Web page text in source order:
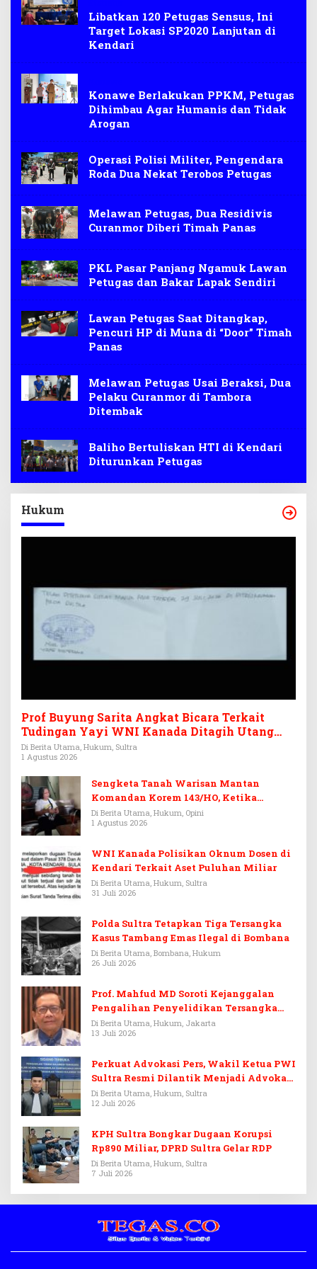
Libatkan 120 Petugas Sensus, Ini
Target Lokasi SP2020 Lanjutan di
Kendari
Konawe Berlakukan PPKM, Petugas
Dihimbau Agar Humanis dan Tidak
Arogan
Operasi Polisi Militer, Pengendara
Roda Dua Nekat Terobos Petugas
Melawan Petugas, Dua Residivis
Curanmor Diberi Timah Panas
PKL Pasar Panjang Ngamuk Lawan
Petugas dan Bakar Lapak Sendiri
Lawan Petugas Saat Ditangkap,
Pencuri HP di Muna di “Door” Timah
Panas
Melawan Petugas Usai Beraksi, Dua
Pelaku Curanmor di Tambora
Ditembak
Baliho Bertuliskan HTI di Kendari
Diturunkan Petugas
Hukum
Prof Buyung Sarita Angkat Bicara Terkait
Tudingan Yayi WNI Kanada Ditagih Utang
Rp3,6 Miliar
Di Berita Utama, Hukum, Sultra
1 Agustus 2026
Sengketa Tanah Warisan Mantan
Komandan Korem 143/HO, Ketika
Warisan Menjadi Arena Pemerasan
Di Berita Utama, Hukum, Opini
1 Agustus 2026
WNI Kanada Polisikan Oknum Dosen di
Kendari Terkait Aset Puluhan Miliar
Di Berita Utama, Hukum, Sultra
31 Juli 2026
Polda Sultra Tetapkan Tiga Tersangka
Kasus Tambang Emas Ilegal di Bombana
Di Berita Utama, Bombana, Hukum
26 Juli 2026
Prof. Mahfud MD Soroti Kejanggalan
Pengalihan Penyelidikan Tersangka
Febrie Adriansyah
Di Berita Utama, Hukum, Jakarta
13 Juli 2026
Perkuat Advokasi Pers, Wakil Ketua PWI
Sultra Resmi Dilantik Menjadi Advokat
PERADI
Di Berita Utama, Hukum, Sultra
12 Juli 2026
KPH Sultra Bongkar Dugaan Korupsi
Rp890 Miliar, DPRD Sultra Gelar RDP
Di Berita Utama, Hukum, Sultra
7 Juli 2026